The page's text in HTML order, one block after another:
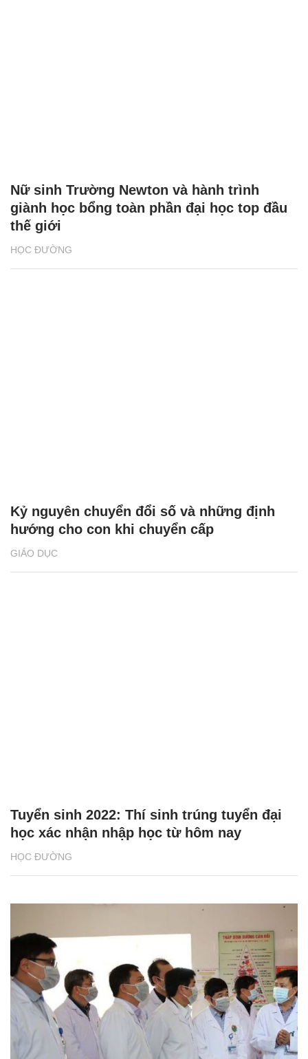
HỌC ĐƯỜNG
Nữ sinh Trường Newton và hành trình
giành học bổng toàn phần đại học top đầu
thế giới
GIÁO DỤC
Kỷ nguyên chuyển đổi số và những định
hướng cho con khi chuyển cấp
HỌC ĐƯỜNG
Tuyển sinh 2022: Thí sinh trúng tuyển đại
học xác nhận nhập học từ hôm nay